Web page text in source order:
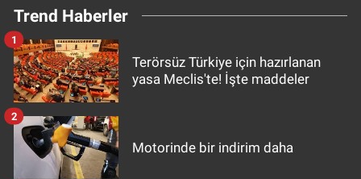
Trend Haberler
Terörsüz Türkiye için hazırlanan
yasa Meclis'te! İşte maddeler
1
Motorinde bir indirim daha
2